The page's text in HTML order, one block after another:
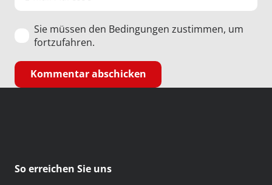
Sie müssen den Bedingungen zustimmen, um
fortzufahren.
Kommentar abschicken
So erreichen Sie uns